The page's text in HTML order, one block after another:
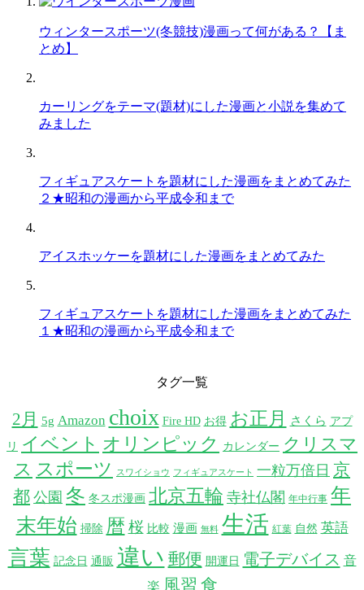
ウィンタースポーツ(冬競技)漫画って何がある？【ま
とめ】
カーリングをテーマ(題材)にした漫画と小説を集めて
みました
フィギュアスケートを題材にした漫画をまとめてみた
２★昭和の漫画から平成令和まで
アイスホッケーを題材にした漫画をまとめてみた
フィギュアスケートを題材にした漫画をまとめてみた
１★昭和の漫画から平成令和まで
タグ一覧
2月 5g Amazon choix Fire HD お得 お正月 さくら アプ
リ イベント オリンピック カレンダー クリスマ
ス スポーツ スワイショウ フィギュアスケート 一粒万倍日 京
都 公園 冬 冬スポ漫画 北京五輪 寺社仏閣 年中行事 年
末年始 掃除 暦 桜 比較 漫画 無料 生活 紅葉 自然 英語
言葉 記念日 通販 違い 郵便 開運日 電子デバイス 音
楽 風習 食